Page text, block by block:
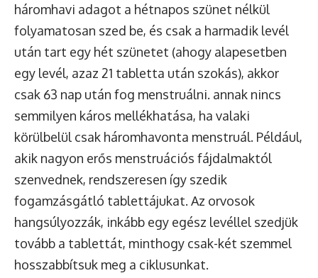
háromhavi adagot a hétnapos szünet nélkül
folyamatosan szed be, és csak a harmadik levél
után tart egy hét szünetet (ahogy alapesetben
egy levél, azaz 21 tabletta után szokás), akkor
csak 63 nap után fog menstruálni. annak nincs
semmilyen káros mellékhatása, ha valaki
körülbelül csak háromhavonta menstruál. Például,
akik nagyon erős menstruációs fájdalmaktól
szenvednek, rendszeresen így szedik
fogamzásgátló tablettájukat. Az orvosok
hangsúlyozzák, inkább egy egész levéllel szedjük
tovább a tablettát, minthogy csak-két szemmel
hosszabbítsuk meg a ciklusunkat.